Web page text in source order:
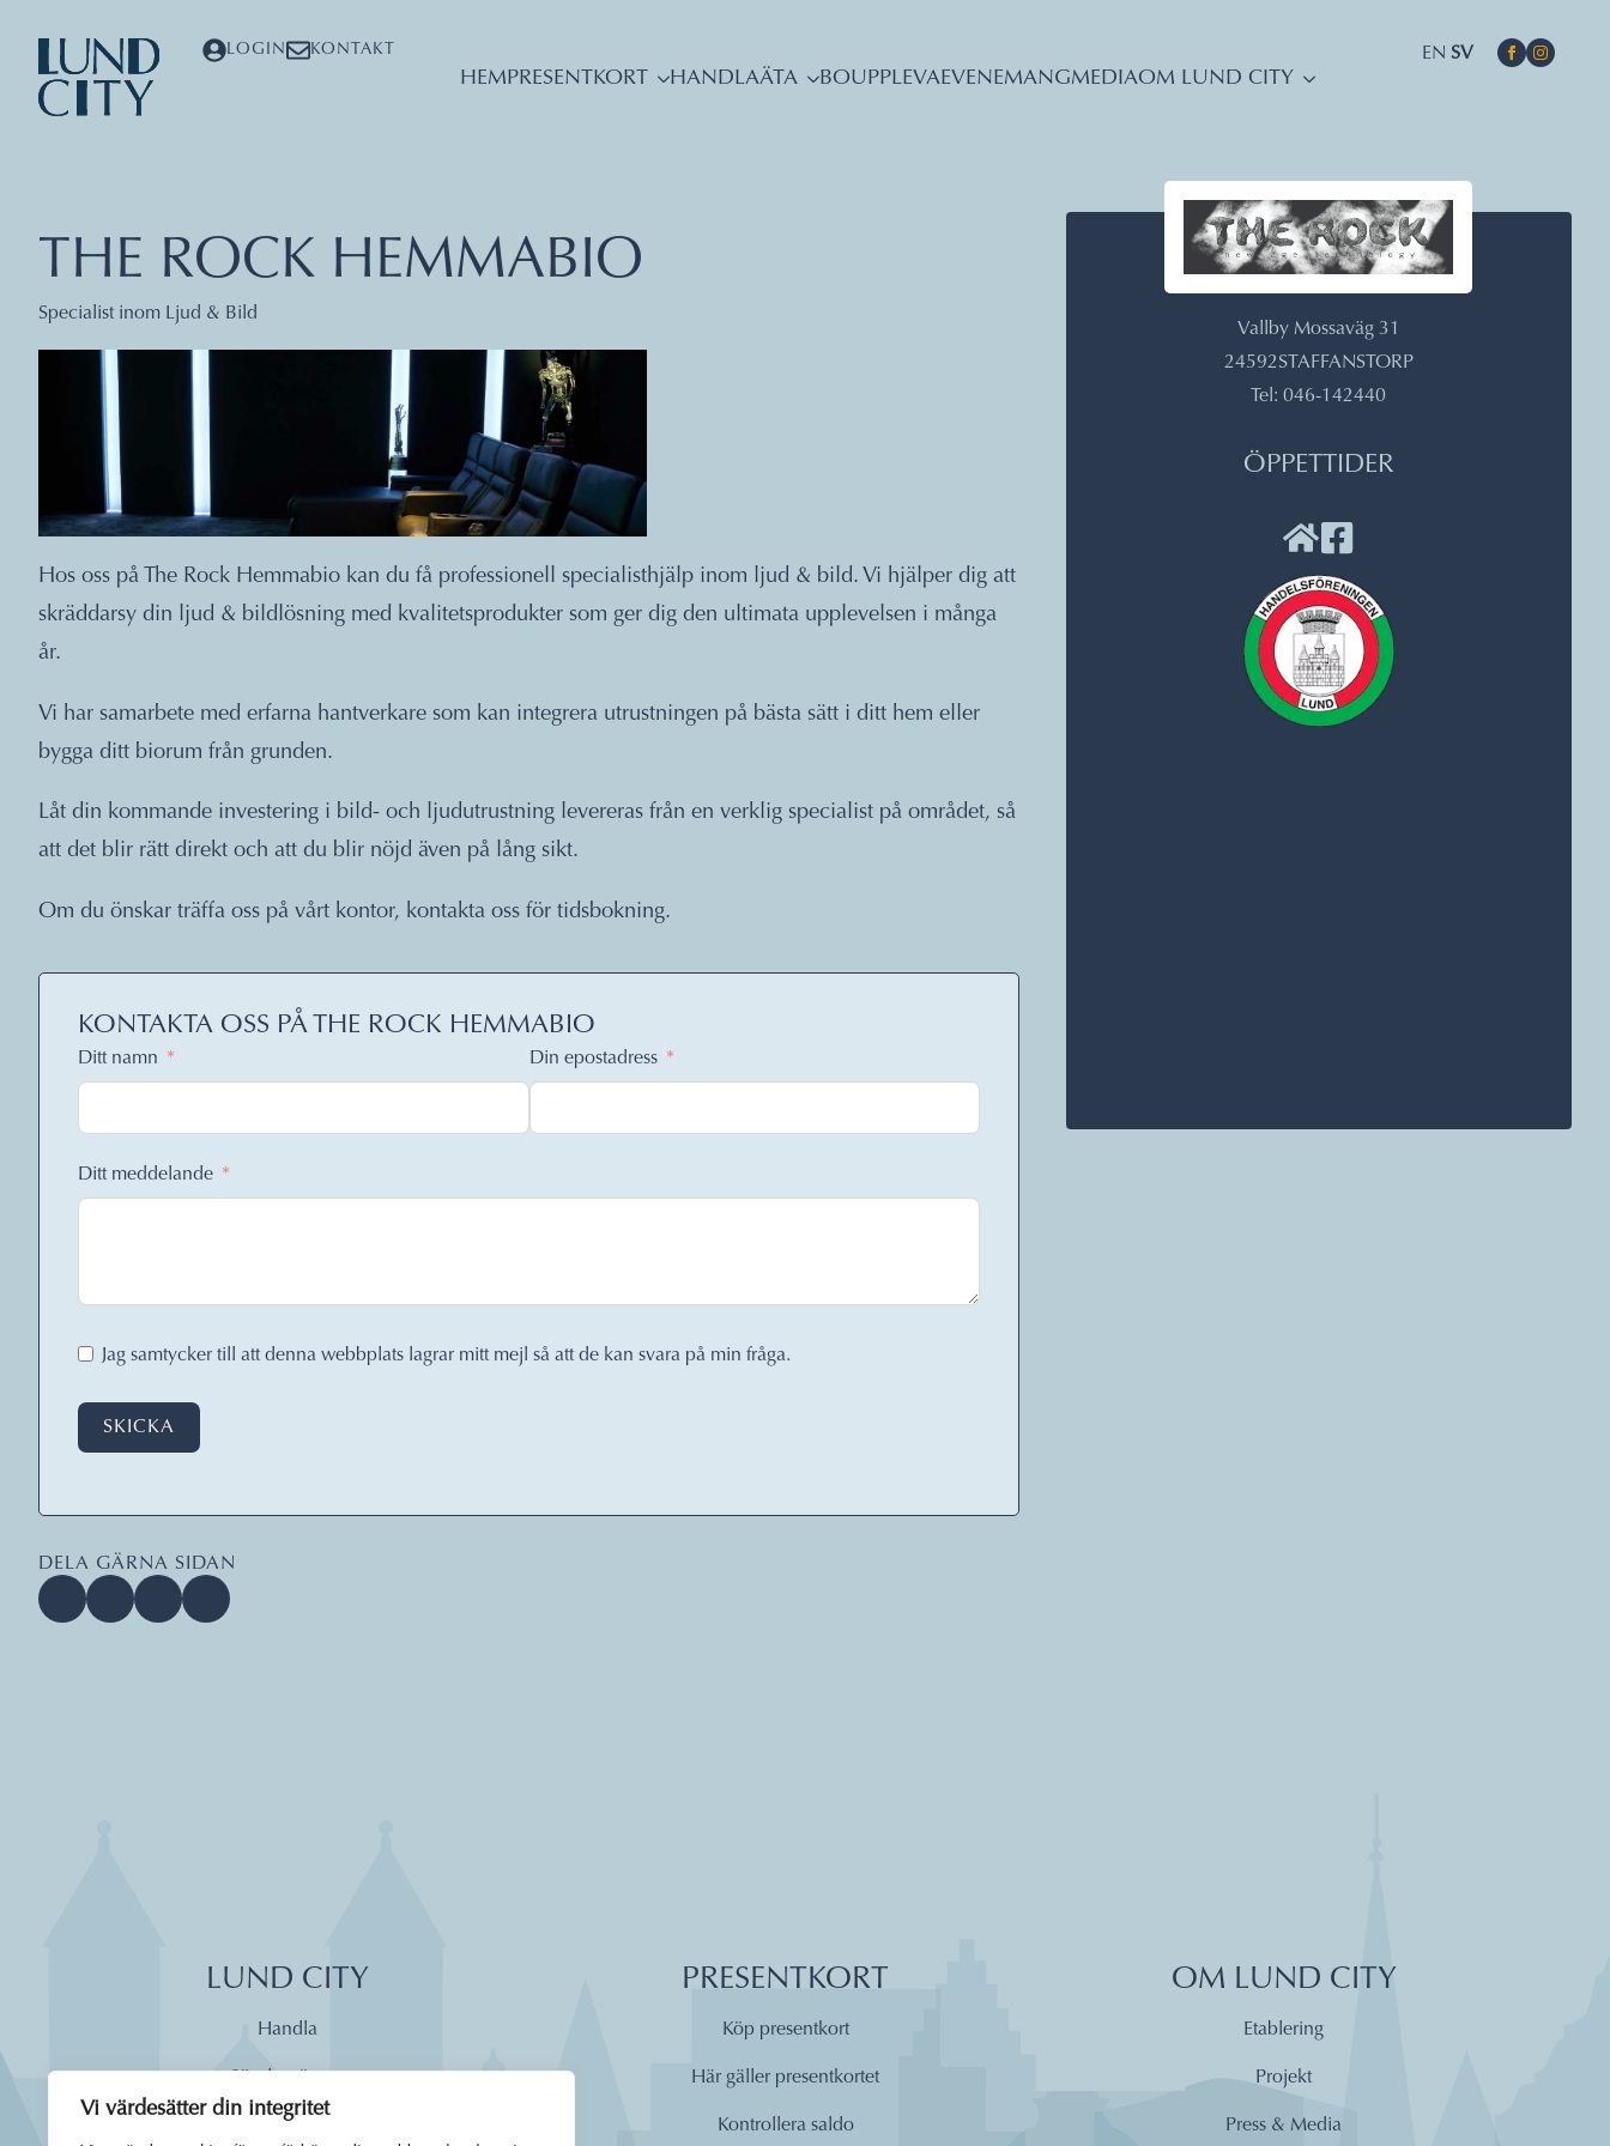
Vi värdesätter din integritet
LOGIN KONTAKT EN SV
HEMPRESENTKORT HANDLAÄTA BOUPPLEVAEVENEMANGMEDIAOM LUND CITY
THE ROCK HEMMABIO
Specialist inom Ljud & Bild
Hos oss på The Rock Hemmabio kan du få professionell specialisthjälp inom ljud & bild. Vi hjälper dig att
skräddarsy din ljud & bildlösning med kvalitetsprodukter som ger dig den ultimata upplevelsen i många
år.
Vi har samarbete med erfarna hantverkare som kan integrera utrustningen på bästa sätt i ditt hem eller
bygga ditt biorum från grunden.
Låt din kommande investering i bild- och ljudutrustning levereras från en verklig specialist på området, så
att det blir rätt direkt och att du blir nöjd även på lång sikt.
Om du önskar träffa oss på vårt kontor, kontakta oss för tidsbokning.
KONTAKTA OSS PÅ THE ROCK HEMMABIO
Ditt namn Din epostadress
Ditt meddelande
Jag samtycker till att denna webbplats lagrar mitt mejl så att de kan svara på min fråga.
SKICKA
DELA GÄRNA SIDAN
Vallby Mossaväg 31
24592STAFFANSTORP
Tel: 046-142440
ÖPPETTIDER
LUND CITY
Handla
Äta
PRESENTKORT
Köp presentkort
Här gäller presentkortet
Kontrollera saldo
OM LUND CITY
Etablering
Projekt
Press & Media